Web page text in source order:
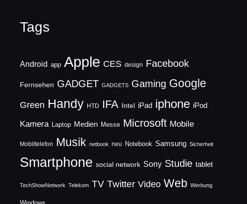
Tags
Android app Apple CES design Facebook
Fernsehen GADGET GADGETS Gaming Google
Green Handy HTD IFA Intel iPad iphone iPod
Kamera Laptop Medien Messe Microsoft Mobile
Mobiltelefon Musik netbook neu Notebook Samsung Sicherheit
Smartphone social network Sony Studie tablet
TechShowNetwork Telekom TV Twitter Video Web Werbung